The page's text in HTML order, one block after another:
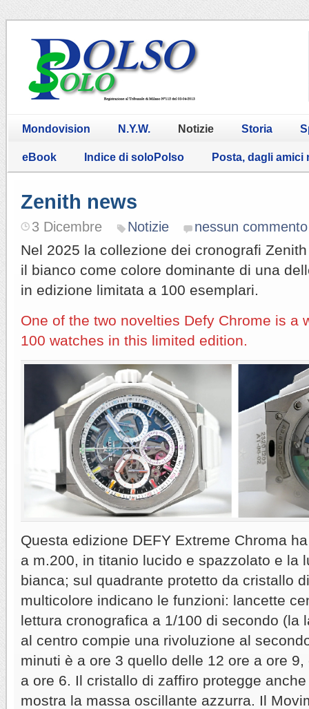
Mondovision N.Y.W. Notizie Storia
eBook Indice di soloPolso Posta, dagli amici
Zenith news
3 Dicembre Notizie nessun commento
Nel 2025 la collezione dei cronografi
il bianco come colore dominante di una
in edizione limitata a 100 esemplari.
One of the two novelties Defy Chrome is a
100 watches in this limited edition.
Questa edizione DEFY Extreme Chroma
a m.200, in titanio lucido e spazzolato e la
bianca; sul quadrante protetto da cristallo
multicolore indicano le funzioni: lancette
lettura cronografica a 1/100 di secondo (la
al centro compie una rivoluzione al
minuti è a ore 3 quello delle 12 ore a ore
a ore 6. Il cristallo di zaffiro protegge
mostra la massa oscillante azzurra. Il